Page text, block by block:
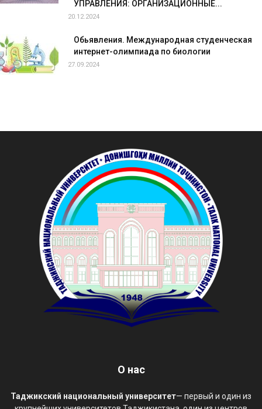
УПРАВЛЕНИЯ: ОРГАНИЗАЦИОННЫЕ...
20.12.2024
Обьявления. Международная студенческая
интернет-олимпиада по биологии
27.09.2024
О нас
Таджикский национальный университет— первый и один из